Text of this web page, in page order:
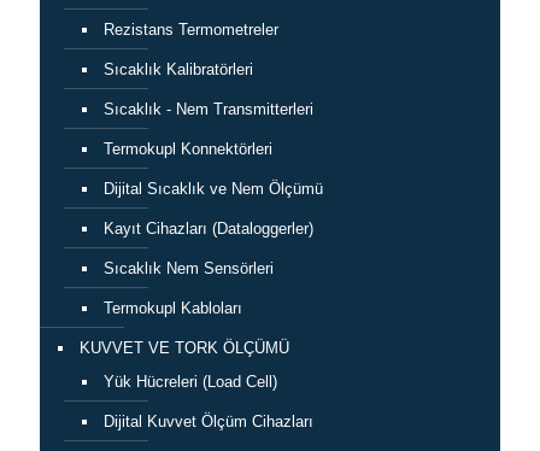
Rezistans Termometreler
Sıcaklık Kalibratörleri
Sıcaklık - Nem Transmitterleri
Termokupl Konnektörleri
Dijital Sıcaklık ve Nem Ölçümü
Kayıt Cihazları (Dataloggerler)
Sıcaklık Nem Sensörleri
Termokupl Kabloları
KUVVET VE TORK ÖLÇÜMÜ
Yük Hücreleri (Load Cell)
Dijital Kuvvet Ölçüm Cihazları